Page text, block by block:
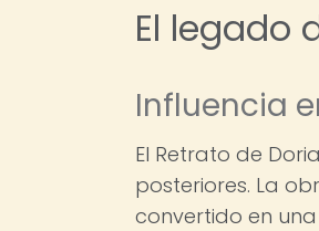
El legado
Influencia
El Retrato de
posteriores. La
convertido en